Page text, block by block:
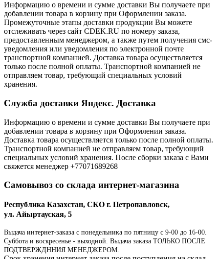
Информацию о времени и сумме доставки Вы получаете при
добавлении товара в корзину при Оформлении заказа.
Промежуточные этапы доставки продукции Вы можете
отслеживать через сайт CDEK.RU по номеру заказа,
предоставленным менеджером, а также путем получения смс-
уведомления или уведомления по электронной почте
транспортной компанией. Доставка товара осуществляется
только после полной оплаты. Транспортной компанией не
отправляем товар, требующий специальных условий
хранения.
Служба доставки Яндекс. Доставка
Информацию о времени и сумме доставки Вы получаете при
добавлении товара в корзину при Оформлении заказа.
Доставка товара осуществляется только после полной оплаты.
Транспортной компанией не отправляем товар, требующий
специальных условий хранения. После сборки заказа с Вами
свяжется менеджер +77071689268
Самовывоз со склада интернет-магазина
Республика Казахстан, СКО г. Петропавловск,
ул. Айыртауская, 5
Выдача интернет-заказа с понедельника по пятницу с 9-00 до 16-00.
Суббота и воскресенье - выходной. Выдача заказа ТОЛЬКО ПОСЛЕ
ПОДТВЕРЖДННИЯ МЕНЕДЖЕРОМ.